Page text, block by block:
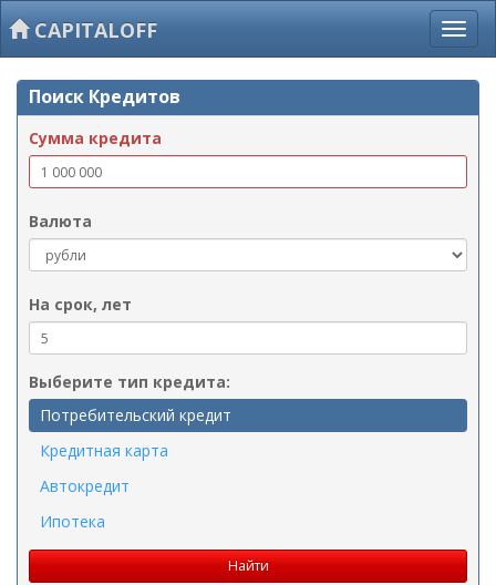
CAPITALOFF
Поиск Кредитов
Сумма кредита
Валюта
На срок, лет
Выберите тип кредита:
Потребительский кредит
Кредитная карта
Автокредит
Ипотека